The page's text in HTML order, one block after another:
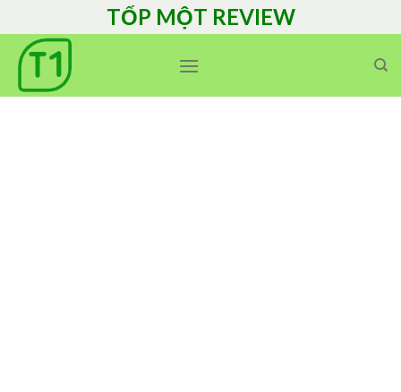
to
content
TỐP MỘT REVIEW